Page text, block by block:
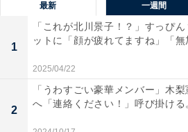
最新 一週間
1
「これが北川景子！？」すっぴ
ットに「顔が疲れてますね」「
2025/04/22
2
「うわすごい豪華メンバー」木梨
へ「連絡ください！」呼び掛け